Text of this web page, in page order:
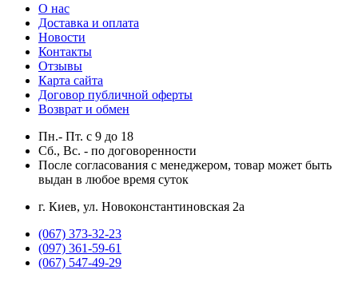
О нас
Доставка и оплата
Новости
Контакты
Отзывы
Карта сайта
Договор публичной оферты
Возврат и обмен
Пн.- Пт. с 9 до 18
Сб., Вс. - по договоренности
После согласования с менеджером, товар может быть
выдан в любое время суток
г. Киев, ул. Новоконстантиновская 2а
(067) 373-32-23
(097) 361-59-61
(067) 547-49-29